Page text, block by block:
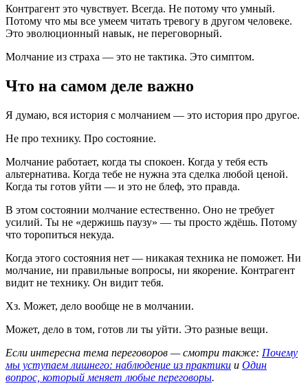
Контрагент это чувствует. Всегда. Не потому что умный.
Потому что мы все умеем читать тревогу в другом человеке.
Это эволюционный навык, не переговорный.
Молчание из страха — это не тактика. Это симптом.
Что на самом деле важно
Я думаю, вся история с молчанием — это история про другое.
Не про технику. Про состояние.
Молчание работает, когда ты спокоен. Когда у тебя есть
альтернатива. Когда тебе не нужна эта сделка любой ценой.
Когда ты готов уйти — и это не блеф, это правда.
В этом состоянии молчание естественно. Оно не требует
усилий. Ты не «держишь паузу» — ты просто ждёшь. Потому
что торопиться некуда.
Когда этого состояния нет — никакая техника не поможет. Ни
молчание, ни правильные вопросы, ни якорение. Контрагент
видит не технику. Он видит тебя.
Хз. Может, дело вообще не в молчании.
Может, дело в том, готов ли ты уйти. Это разные вещи.
Если интересна тема переговоров — смотри также: Почему
мы уступаем лишнего: наблюдение из практики и Один
вопрос, который меняет любые переговоры.